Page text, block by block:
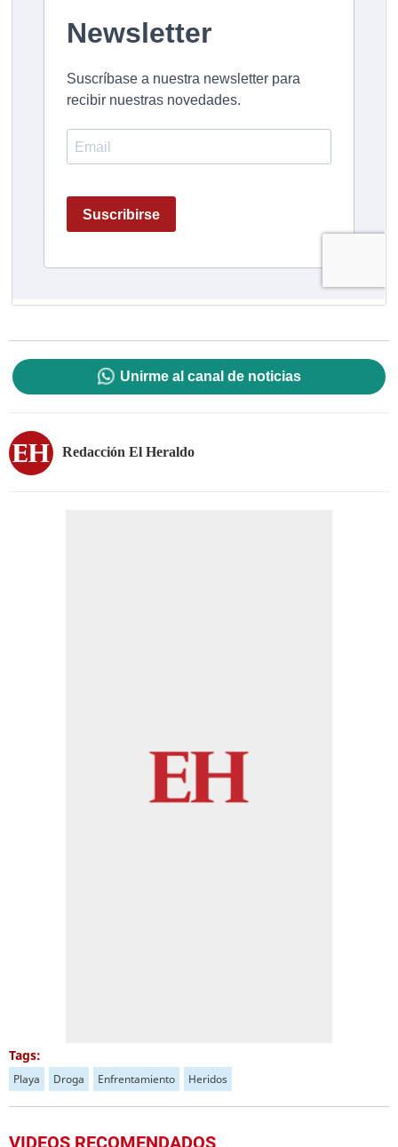
Unirme al canal de noticias
Redacción El Heraldo
Tags:
Playa Droga Enfrentamiento Heridos
VIDEOS RECOMENDADOS